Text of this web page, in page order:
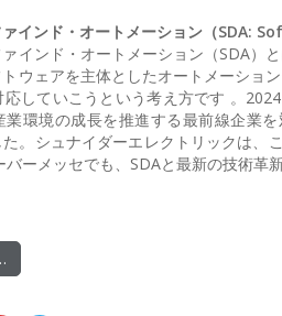
ァインド・オートメーション（
インド・オートメーション（SDA）
ウェアを主体としたオートメーショ
応していこうという考え方です 。
業環境の成長を推進する最前線企業
。シュナイダーエレクトリックは
ーメッセでも、SDAと最新の技術革